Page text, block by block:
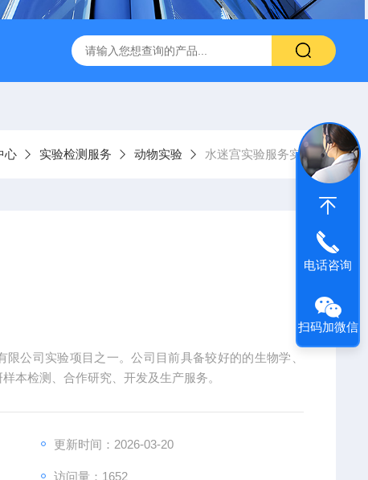
样硬化模型 尾静脉注射诱导高血脂症模型 心肌缺血模型
心 实验检测服务 动物实验 水迷宫实验服务实验
公司实验项目之一。公司目前具备较好的的生物学、
本检测、合作研究、开发及生产服务。
更新时间：2026-03-20
访问量：1652
电话咨询
扫码加微信